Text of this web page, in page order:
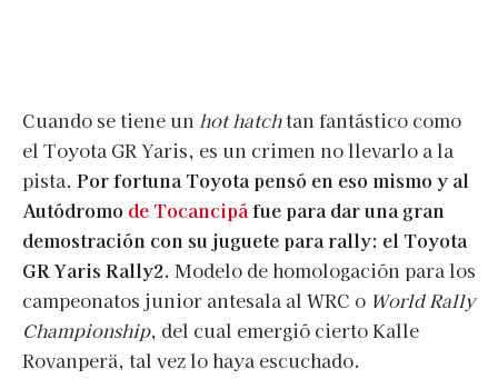
Cuando se tiene un hot hatchtan fantástico como
el Toyota GR Yaris, es un crimen no llevarlo a la
pista. Por fortuna Toyota pensó en eso mismo y al
Autódromo de Tocancipáfue para dar una gran
demostración con su juguete para rally: el Toyota
GR Yaris Rally2. Modelo de homologación para los
campeonatos junior antesala al WRC o World Rally
Championship, del cual emergió cierto Kalle
Rovanperä, tal vez lo haya escuchado.